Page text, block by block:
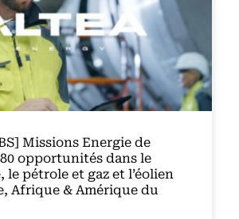
Missions Energie de
opportunités dans le
le pétrole et gaz et l’éolien
Afrique & Amérique du